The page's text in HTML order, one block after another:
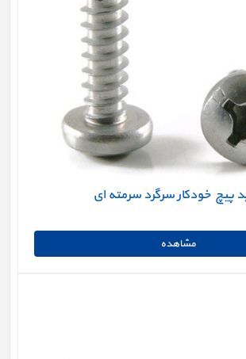
پیچ خودکار سرگرد سرمته ای